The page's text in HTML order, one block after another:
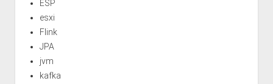
ESP
esxi
Flink
JPA
jvm
kafka